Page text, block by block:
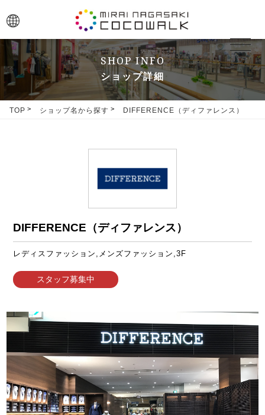
toggle
SHOP INFO
ショップ詳細
TOP ショップ名から探す DIFFERENCE（ディファレンス）
DIFFERENCE（ディファレンス）
レディスファッション,メンズファッション,3F
スタッフ募集中